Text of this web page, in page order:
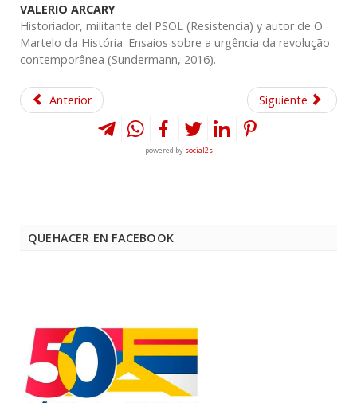
VALERIO ARCARY
Historiador, militante del PSOL (Resistencia) y autor de O
Martelo da História. Ensaios sobre a urgência da revolução
contemporânea (Sundermann, 2016).
Anterior Siguiente
powered by social2s
QUEHACER EN FACEBOOK